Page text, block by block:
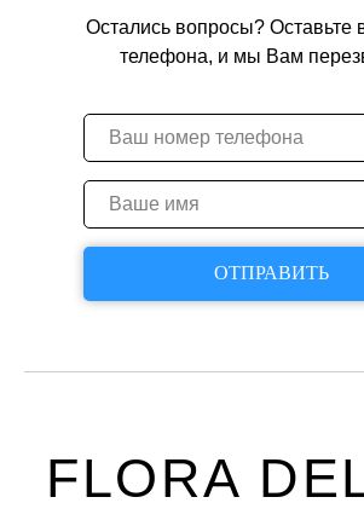
ОТПРАВИТЬ
Остались вопросы? Оставьте
телефона, и мы Вам
FLORA